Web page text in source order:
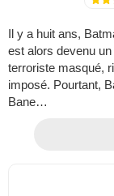
Il y a huit ans,
est alors devenu
terroriste masqué,
imposé. Pourtant,
Bane…